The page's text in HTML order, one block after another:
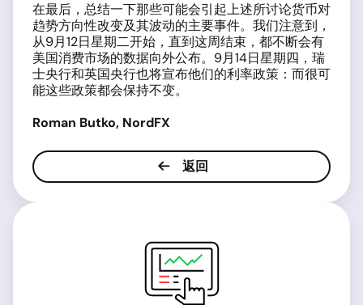
在最后，总结一下那些可能会引起上述所讨论货币对
趋势方向性改变及其波动的主要事件。我们注意到，
从9月12日星期二开始，直到这周结束，都不断会有
美国消费市场的数据向外公布。9月14日星期四，瑞
士央行和英国央行也将宣布他们的利率政策：而很可
能这些政策都会保持不变。
Roman Butko, NordFX
返回